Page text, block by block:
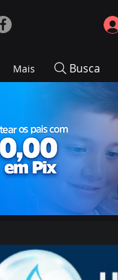
Mais Busca